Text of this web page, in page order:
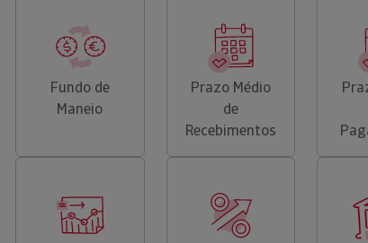
Fundo de
Maneio
Prazo Médio
de
Recebimentos